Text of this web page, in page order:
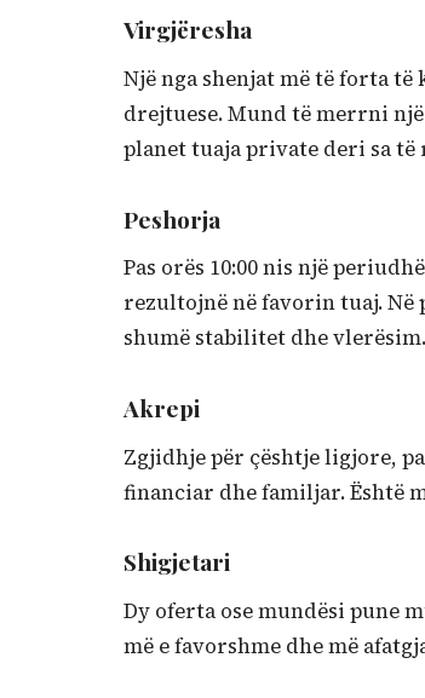
Virgjëresha
Një nga shenjat më të forta
drejtuese. Mund të merrni
planet tuaja private deri sa të
Peshorja
Pas orës 10:00 nis një
rezultojnë në favorin tuaj. Në
shumë stabilitet dhe vlerësim.
Akrepi
Zgjidhje për çështje ligjore,
financiar dhe familjar. Është
Shigjetari
Dy oferta ose mundësi pune
më e favorshme dhe më